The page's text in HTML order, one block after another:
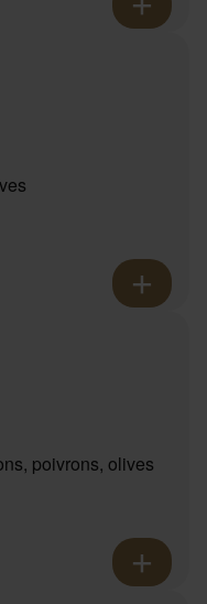
poivrons, olives